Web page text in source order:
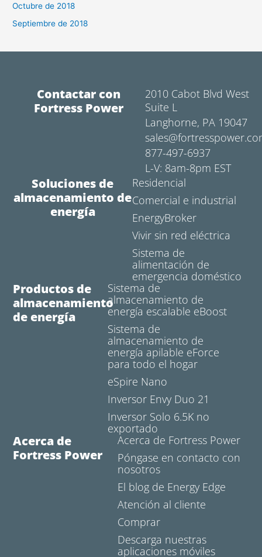
Octubre de 2018
Septiembre de 2018
Contactar con
Fortress Power
2010 Cabot Blvd West
Suite L
Langhorne, PA 19047
877-497-6937
L-V: 8am-8pm EST
Soluciones de
almacenamiento de
energía
Residencial
Comercial e industrial
EnergyBroker
Vivir sin red eléctrica
Sistema de
alimentación de
emergencia doméstico
Productos de
almacenamiento
de energía
Sistema de
almacenamiento de
energía escalable eBoost
Sistema de
almacenamiento de
energía apilable eForce
para todo el hogar
eSpire Nano
Inversor Envy Duo 21
Inversor Solo 6.5K no
exportado
Acerca de
Fortress Power
Acerca de Fortress Power
Póngase en contacto con
nosotros
El blog de Energy Edge
Atención al cliente
Comprar
Descarga nuestras
aplicaciones móviles